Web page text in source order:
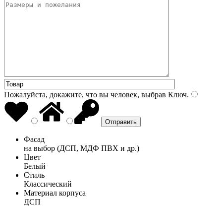
Пожалуйста, докажите, что вы человек, выбрав Ключ.
Фасад
на выбор (ДСП, МДФ ПВХ и др.)
Цвет
Белый
Стиль
Классический
Материал корпуса
ДСП